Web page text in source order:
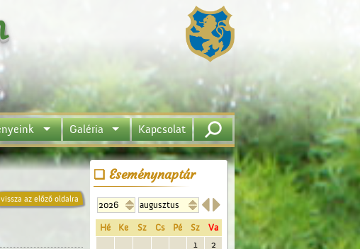
Galéria Kapcsolat
vissza az előző oldalra
Eseménynaptár

Hé Ke Sz Cs Pé Sz
Va
1
2